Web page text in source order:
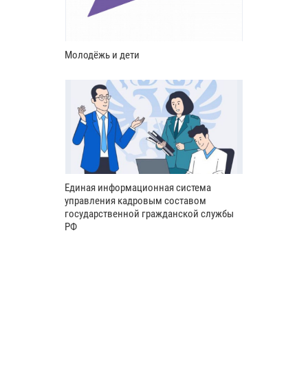
Молодёжь и дети
Единая информационная система
управления кадровым составом
государственной гражданской службы
РФ